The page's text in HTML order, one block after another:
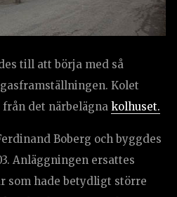
till att börja med så
Kolet
det närbelägna kolhuset.
Boberg och byggdes
Anläggningen ersattes
som hade betydligt större